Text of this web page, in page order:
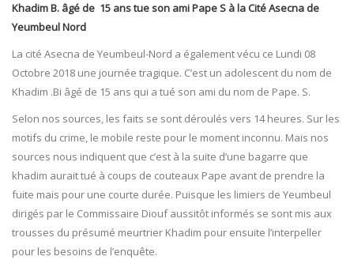
Khadim B. âgé de 15 ans tue son ami Pape S à la Cité Asecna de
Yeumbeul Nord
La cité Asecna de Yeumbeul-Nord a également vécu ce Lundi 08
Octobre 2018 une journée tragique. C’est un adolescent du nom de
Khadim .Bi âgé de 15 ans qui a tué son ami du nom de Pape. S.
Selon nos sources, les faits se sont déroulés vers 14 heures. Sur les
motifs du crime, le mobile reste pour le moment inconnu. Mais nos
sources nous indiquent que c’est à la suite d’une bagarre que
khadim aurait tué à coups de couteaux Pape avant de prendre la
fuite mais pour une courte durée. Puisque les limiers de Yeumbeul
dirigés par le Commissaire Diouf aussitôt informés se sont mis aux
trousses du présumé meurtrier Khadim pour ensuite l’interpeller
pour les besoins de l’enquête.